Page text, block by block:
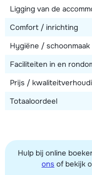
Toon alle
Ligging van de
Comfort / inrichting
Hygiëne / schoonmaak
Faciliteiten in en
Prijs /
Totaaloordeel
Hulp bij online
ons of bekijk